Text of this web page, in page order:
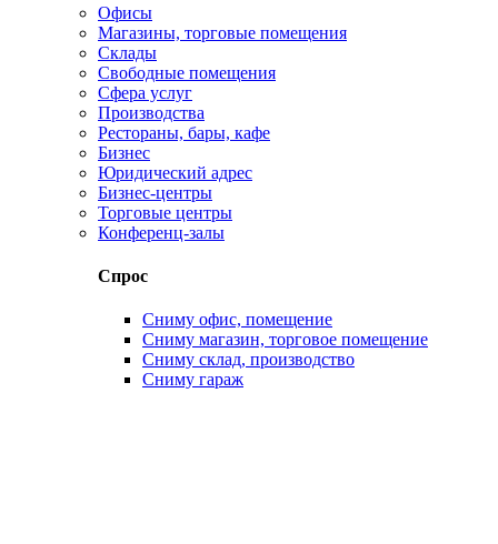
Офисы
Магазины, торговые помещения
Склады
Свободные помещения
Сфера услуг
Производства
Рестораны, бары, кафе
Бизнес
Юридический адрес
Бизнес-центры
Торговые центры
Конференц-залы
Спрос
Сниму офис, помещение
Сниму магазин, торговое помещение
Сниму склад, производство
Сниму гараж